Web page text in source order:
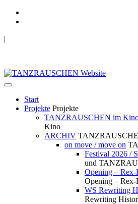
|
Start
Projekte Projekte
TANZRAUSCHEN im
Kino
ARCHIV
on move / move on
Festival 2026 /
und
Opening – Rex-
Opening – Rex-
WS Rewriting
Rewriting